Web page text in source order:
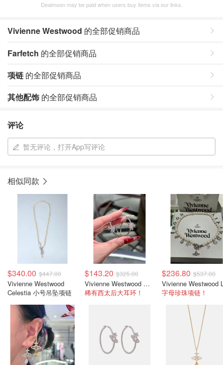
Dealmoon may be paid when users buy items via our links.
Vivienne Westwood 的全部促销商品
Farfetch 的全部促销商品
项链 的全部促销商品
其他配饰 的全部促销商品
评论
暂无评论，打开App写评论
相似同款
$340.00 $447.00
Vivienne Westwood
Celestia 小号吊坠项链
$143.20 $325.00
Vivienne Westwood Olympia 圆环耳环
稀有西太后大耳环！
$236.80 $537.00
字母珍珠项链！